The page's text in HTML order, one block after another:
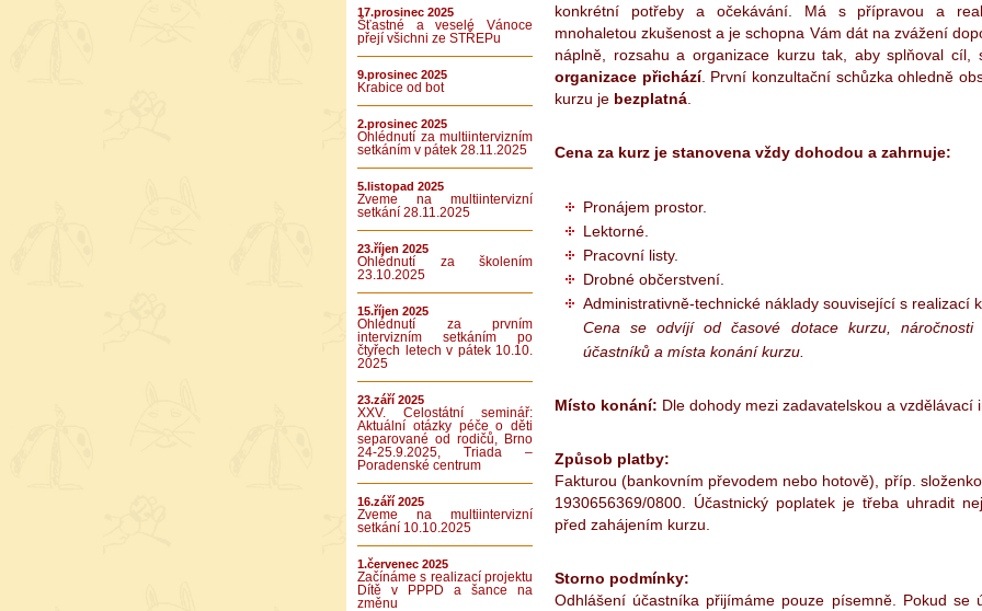
17.prosinec 2025
Šťastné a veselé Vánoce
přejí všichni ze STŘEPu
9.prosinec 2025
Krabice od bot
2.prosinec 2025
Ohlédnutí za multiintervizním
setkáním v pátek 28.11.2025
5.listopad 2025
Zveme na multiintervizní
setkání 28.11.2025
23.říjen 2025
Ohlédnutí za školením
23.10.2025
15.říjen 2025
Ohlédnutí za prvním
intervizním setkáním po
čtyřech letech v pátek 10.10.
2025
23.září 2025
XXV. Celostátní seminář:
Aktuální otázky péče o děti
separované od rodičů, Brno
24-25.9.2025, Triada –
Poradenské centrum
16.září 2025
Zveme na multiintervizní
setkání 10.10.2025
1.červenec 2025
Začínáme s realizací projektu
Dítě v PPPD a šance na
změnu
konkrétní potřeby a očekávání. Má s přípravou a
mnohaletou zkušenost a je schopna Vám dát na zvážení
náplně, rozsahu a organizace kurzu tak, aby splňoval
organizace přichází. První konzultační schůzka ohledně
kurzu je bezplatná
Cena za kurz je stanovena vždy dohodou a zahrnuje:
Pronájem prostor.
Lektorné.
Pracovní listy.
Drobné občerstvení.
Administrativně-technické náklady související s realizací
Cena se odvíjí od časové dotace kurzu, náročnosti
účastníků a místa konání kurzu.
Místo konání: Dle dohody mezi zadavatelskou a vzdělávací
Způsob platby:
Fakturou (bankovním převodem nebo hotově), příp.
1930656369/0800. Účastnický poplatek je třeba uhradit
před zahájením kurzu.
Storno podmínky:
Odhlášení účastníka přijímáme pouze písemně. Pokud se